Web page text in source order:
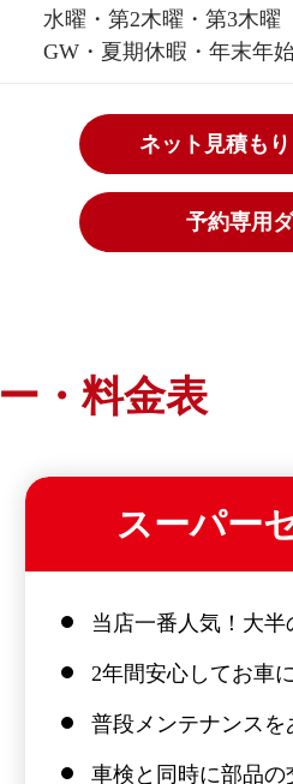
水曜・第2木曜・第3木曜
GW・夏期休暇・年末年
ネット見積もり
予約専用
・料金表
スーパー
当店一番人気！大半
2年間安心してお車
普段メンテナンス
車検と同時に部品